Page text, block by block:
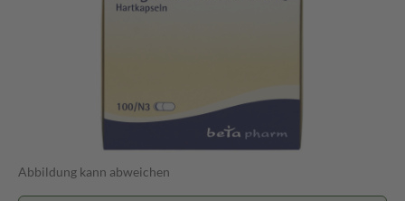
Abbildung kann abweichen